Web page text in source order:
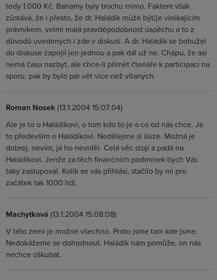
tedy 1.000 Kč. Bahamy byly trochu mimo. Faktem však
zůstává, že i přesto, že dr. Haládik může být/je vinikajícím
právníkem, velmi malá pravděpodobnost úspěchu a to z
důvodů uvedených i zde v diskusi. A dr. Haládik se bohužel
do diskuse zapojil jen jednou a pak dál už ne. Chápu, že asi
nemá času nazbyt, ale chce-li přimět čtenáře k participaci na
sporu, pak by bylo pár vět více než vítaných.
Roman Nosek (13.1.2004 15:07:04)
Ale je to o Haládíkovi, o tom kdo to je a co od nás chce. Je
to především o Haládíkovi. Nedělejme si iluze. Možná je
dobrej, nevím, já ho neviděl. Celá věc stojí a padá na
Haládíkovi. Jenže za těch finančních podmínek bych Vás
taky zastupoval. Kolik se vás přihlásí, stačilo by mi pro
začátek tak 1000 lidí.
Machytková (13.1.2004 15:08:08)
V této zemi je možné všechno. Proto jsme tam kde jsme.
Nedokážeme se dohodnout. Haládík nám pomůže, on nás
nechce oškubat.